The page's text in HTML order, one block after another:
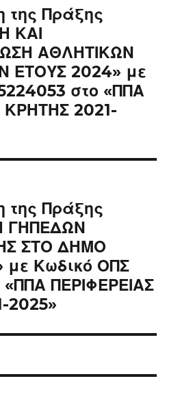
της Πράξης
ΚΑΙ
ΑΘΛΗΤΙΚΩΝ
ΕΤΟΥΣ 2024» με
στο «ΠΠΑ
ΚΡΗΤΗΣ 2021-
της Πράξης
ΓΗΠΕΔΩΝ
ΣΤΟ ΔΗΜΟ
με Κωδικό ΟΠΣ
ΠΕΡΙΦΕΡΕΙΑΣ
2025»